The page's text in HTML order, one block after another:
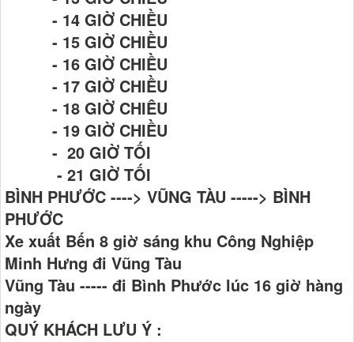
- 14 GIỜ CHIỀU
- 15 GIỜ CHIỀU
- 16 GIỜ CHIỀU
- 17 GIỜ CHIỀU
- 18 GIỜ CHIÊU
- 19 GIỜ CHIỀU
- 20 GIỜ TỐI
- 21 GIỜ TỐI
BÌNH PHƯỚC ----> VŨNG TÀU -----> BÌNH
PHƯỚC
Xe xuất Bến 8 giờ sáng khu Công Nghiệp
Minh Hưng đi Vũng Tàu
Vũng Tàu ----- đi Bình Phước lúc 16 giờ hàng
ngày
QUÝ KHÁCH LƯU Ý :